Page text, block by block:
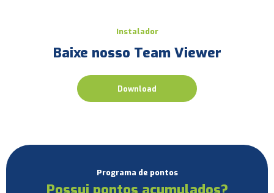
Instalador
Baixe nosso Team Viewer
Download
Programa de pontos
Possui pontos acumulados?